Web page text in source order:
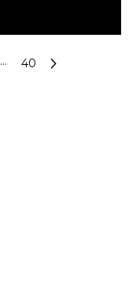
··· 40